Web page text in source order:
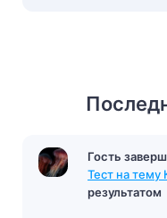
Гость
Тест на
результатом